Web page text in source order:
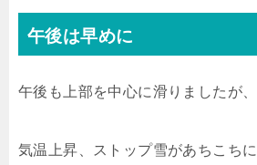
午後は早めに
午後も上部を中心に滑りましたが、
気温上昇、ストップ雪があちこちに